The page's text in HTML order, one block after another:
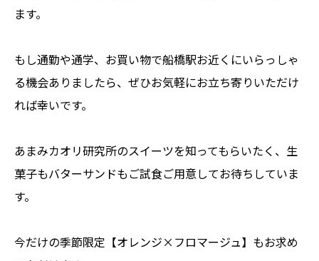
ます。
もし通勤や通学、お買い物で船橋駅お近くにいらっしゃ
る機会ありましたら、ぜひお気軽にお立ち寄りいただけ
れば幸いです。
あまみカオリ研究所のスイーツを知ってもらいたく、生
菓子もバターサンドもご試食ご用意してお待ちしていま
す。
今だけの季節限定【オレンジ×フロマージュ】もお求め